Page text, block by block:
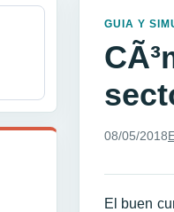
GUIA Y
08/05/2018
El buen